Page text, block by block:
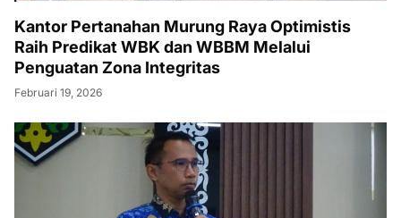
Kantor Pertanahan Murung Raya Optimistis
Raih Predikat WBK dan WBBM Melalui
Penguatan Zona Integritas
Februari 19, 2026